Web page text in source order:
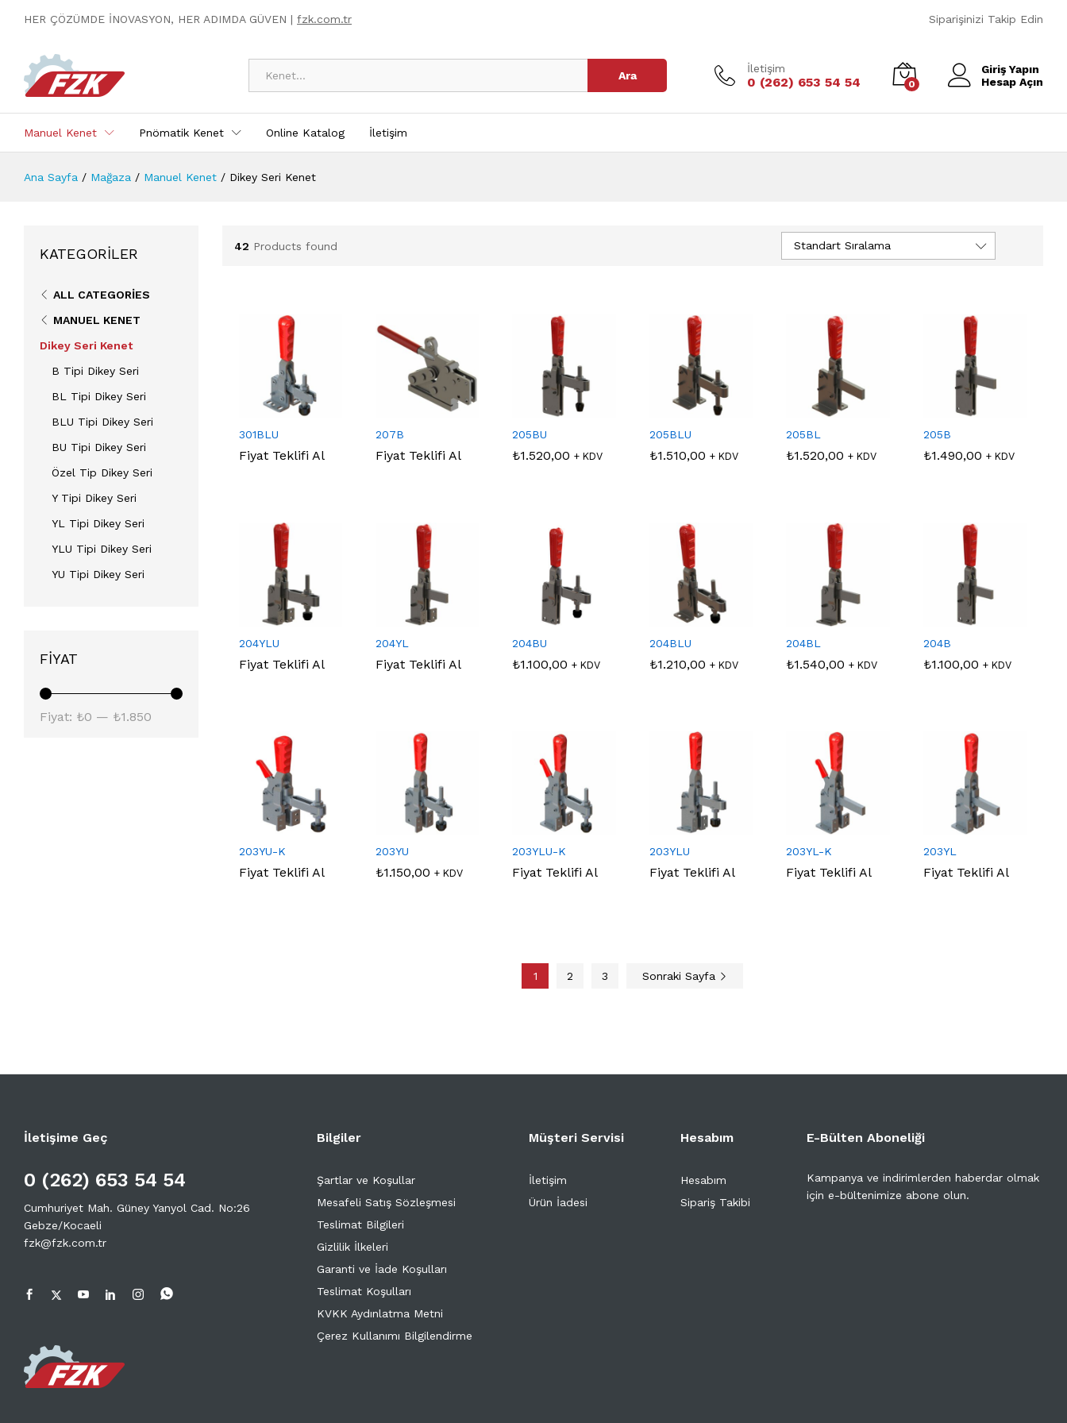
HER ÇÖZÜMDE İNOVASYON, HER ADIMDA GÜVEN | fzk.com.tr Siparişinizi Takip Edin
Kategoriler Ara
İletişim
0 (262) 653 54 54 0
Giriş Yapın
Hesap Açın
Manuel Kenet Pnömatik Kenet Online Katalog İletişim
Ana Sayfa / Mağaza / Manuel Kenet / Dikey Seri Kenet
42 Products found Standart Sıralama
301BLU
Fiyat Teklifi Al
207B
Fiyat Teklifi Al
205BU
₺1.520,00 + KDV
₺1.520,00
205BLU
₺1.510,00 + KDV
₺1.510,00
205BL
₺1.520,00 + KDV
₺1.520,00
205B
₺1.490,00 + KDV
₺1.490,00
204YLU
Fiyat Teklifi Al
204YL
Fiyat Teklifi Al
204BU
₺1.100,00 + KDV
₺1.100,00
204BLU
₺1.210,00 + KDV
₺1.210,00
204BL
₺1.540,00 + KDV
₺1.540,00
204B
₺1.100,00 + KDV
₺1.100,00
203YU-K
Fiyat Teklifi Al
203YU
₺1.150,00 + KDV
₺1.150,00
203YLU-K
Fiyat Teklifi Al
203YLU
Fiyat Teklifi Al
203YL-K
Fiyat Teklifi Al
203YL
Fiyat Teklifi Al
1 2 3 Sonraki Sayfa
KATEGORILER
ALL CATEGORIES
MANUEL KENET
Dikey Seri Kenet
B Tipi Dikey Seri
BL Tipi Dikey Seri
BLU Tipi Dikey Seri
BU Tipi Dikey Seri
Özel Tip Dikey Seri
Y Tipi Dikey Seri
YL Tipi Dikey Seri
YLU Tipi Dikey Seri
YU Tipi Dikey Seri
FIYAT
Fiyat: ₺0 — ₺1.850
İletişime Geç
0 (262) 653 54 54
Cumhuriyet Mah. Güney Yanyol Cad. No:26
Gebze/Kocaeli
fzk@fzk.com.tr
Bilgiler
Şartlar ve Koşullar
Mesafeli Satış Sözleşmesi
Teslimat Bilgileri
Gizlilik İlkeleri
Garanti ve İade Koşulları
Teslimat Koşulları
KVKK Aydınlatma Metni
Çerez Kullanımı Bilgilendirme
Müşteri Servisi
İletişim
Ürün İadesi
Hesabım
Hesabım
Sipariş Takibi
E-Bülten Aboneliği
Kampanya ve indirimlerden haberdar olmak
için e-bültenimize abone olun.